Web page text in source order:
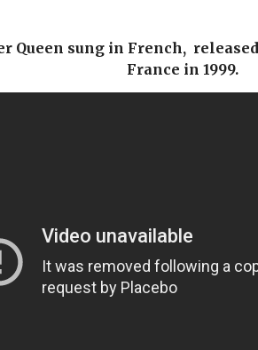
Queen sung in French,
France in 1999.